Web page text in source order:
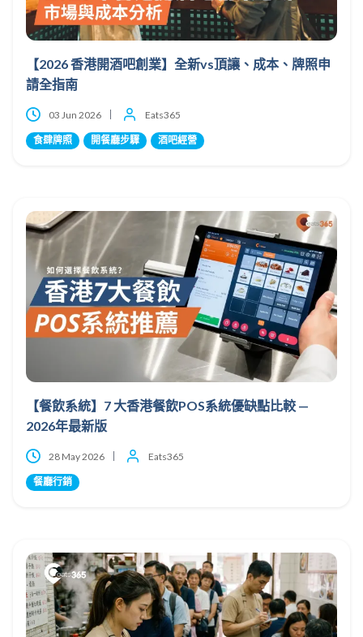
【2026 香港開酒吧創業】全新vs頂讓、成本、牌照申
請全指南
03 Jun 2026 Eats365
食肆牌照 開餐廳步驟 酒吧經營
【餐飲系統】7 大香港餐飲POS系統優缺點比較 —
2026年最新版
28 May 2026 Eats365
餐廳行銷